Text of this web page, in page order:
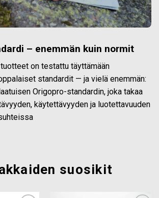
– enemmän kuin normit
on testattu täyttämään
standardit — ja vielä enemmän:
Origopro-standardin, joka takaa
käytettävyyden ja luotettavuuden
suosikit